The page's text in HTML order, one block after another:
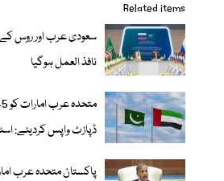
Related items
سعودی عرب اور روس کے
نافذ العمل ہوگیا
ڈپازٹ واپس کردیئے:
پاکستان متحدہ عرب